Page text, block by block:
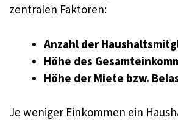
zentralen Faktoren:
Anzahl der
Höhe des
Höhe der Miete bzw.
Je weniger Einkommen ein